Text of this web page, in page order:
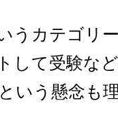
うカテゴリ
して受験な
いう懸念も